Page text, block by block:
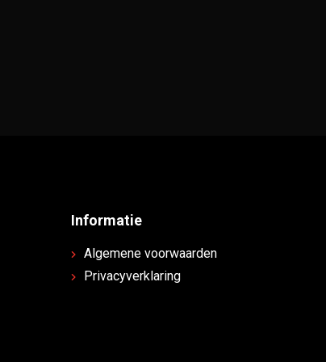
Informatie
Algemene voorwaarden
Privacyverklaring